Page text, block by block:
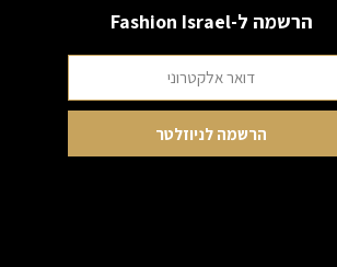
הרשמה ל-Fashion Israel